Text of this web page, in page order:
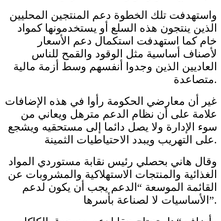
واستهدفت تلك الخطوة دعم المنتجين المحليين
الذين ينتجون هذه السلع أو يستخدمونها كمواد
خام كما استهدفت استكمال دعم الأسعار
لأصناف أساسية مثل الوقود والقمح للناس
العاديين الذين وجدوا أنفسهم وسط أزمة مالية
متصاعدة.
غير أن معارضي الحكومة رأوا في هذه الإضافات
علامة على أن نظام الدعم مترهل ويعاني من
سوء الإدارة ولا يصل دائما إلى مستحقيه ويشجع
على التهريب ويبدد الاحتياطيات الثمينة.
وقال هاني بحصلي رئيس نقابة مستوردي المواد
الغذائية والمنتجات الاستهلاكية والمشروبات عن
القائمة الموسعة “الدعم يجب أن يكون لدعم
الأساسيات لا لصناعة بأسرها”.